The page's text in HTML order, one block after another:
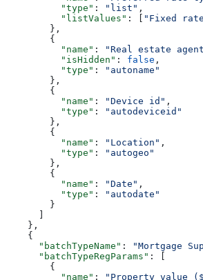
          "type"
: "list" ,
          "listValues"
: [ "Fixed
        },
        {
          "name"
: "Real estate
          "isHidden"
: false ,
          "type"
:
"autoname"
        },
        {
          "name"
: "Device id" ,
          "type"
:
"autodeviceid"
        },
        {
          "name"
: "Location" ,
          "type"
:
"autogeo"
        },
        {
          "name"
: "Date" ,
          "type"
:
"autodate"
        }
    },
    {
      "batchTypeName"
: "Mortgage
      "batchTypeRegParams"
: [
        {
          "name"
: "Property value